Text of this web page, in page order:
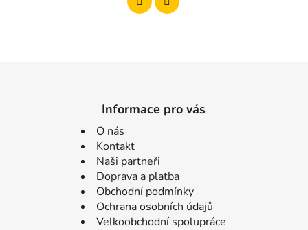
Informace pro vás
O nás
Kontakt
Naši partneři
Doprava a platba
Obchodní podmínky
Ochrana osobních údajů
Velkoobchodní spolupráce